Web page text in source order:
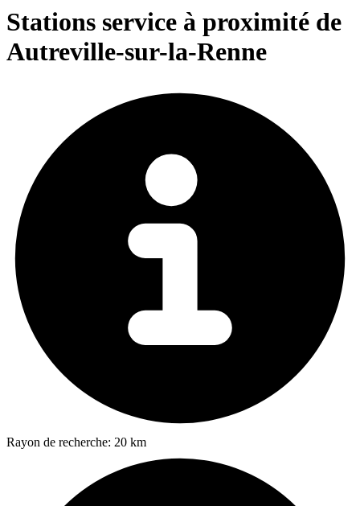
Stations service à proximité de
Autreville-sur-la-Renne
Rayon de recherche: 20 km